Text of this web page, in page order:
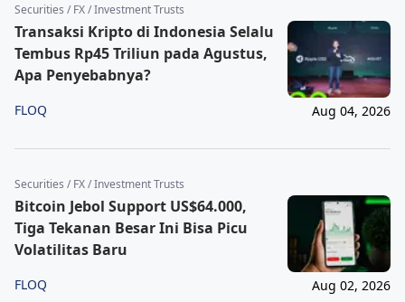
Securities / FX / Investment Trusts
Transaksi Kripto di Indonesia Selalu
Tembus Rp45 Triliun pada Agustus,
Apa Penyebabnya?
FLOQ Aug 04, 2026
Securities / FX / Investment Trusts
Bitcoin Jebol Support US$64.000,
Tiga Tekanan Besar Ini Bisa Picu
Volatilitas Baru
FLOQ Aug 02, 2026